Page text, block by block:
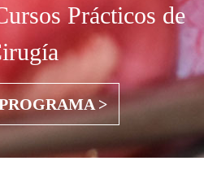
Prácticos de
>